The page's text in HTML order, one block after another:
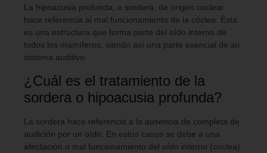
La hipoacusia profunda, o sordera, de origen coclear
hace referencia al mal funcionamiento de la cóclea. Ésta
es una estructura que forma parte del oído interno de
todos los mamíferos, siendo así una parte esencial de su
sistema auditivo.
¿Cuál es el tratamiento de la
sordera o hipoacusia profunda?
La sordera hace referencia a la ausencia de completa de
audición por un oído. En estos casos se debe a una
afectación o mal funcionamiento del oído interno (coclea)